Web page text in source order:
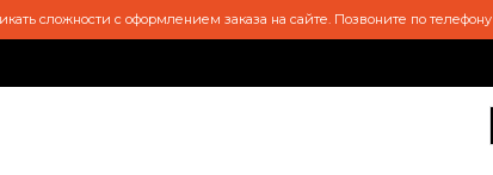
сложности с оформлением заказа на сайте. Позвоните по телефону